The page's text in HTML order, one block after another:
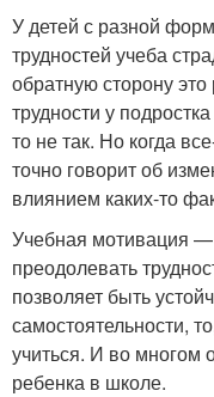
У детей с разной
трудностей учеба
обратную сторону
трудности у
то не так. Но когда
точно говорит об
влиянием каких-то
Учебная мотивация —
преодолевать
позволяет быть
самостоятельности,
учиться. И во многом
ребенка в школе.